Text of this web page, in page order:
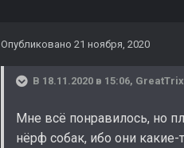
Опубликовано 21 ноября, 2020
В 18.11.2020 в 15:06,
Мне всё понравилось, но
нёрф собак, ибо они какие-